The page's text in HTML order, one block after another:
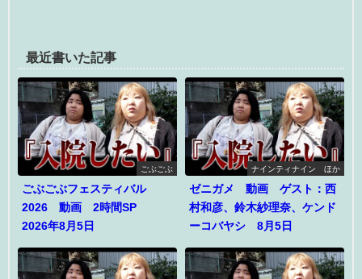
最近書いた記事
ごぶごぶ
ごぶごぶフェスティバル
2026 動画 2時間SP
2026年8月5日
ナインティナイン ほか
ゼニガメ 動画 ゲスト：西
村和彦、鈴木紗理奈、ケンド
ーコバヤシ 8月5日